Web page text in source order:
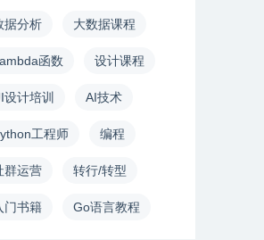
据分析 大数据课程
函数 设计课程
设计培训 AI技术
工程师 编程
群运营 转行/转型
门书籍 Go语言教程